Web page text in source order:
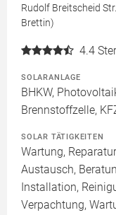
Rudolf Breitscheid
Brettin)
4.4
SOLARANLAGE
BHKW,
Brennstoffzelle,
SOLAR TÄTIGKEITEN
Wartung,
Austausch,
Installation,
Verpachtung,